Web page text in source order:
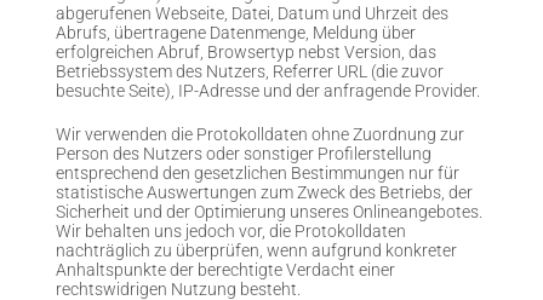
abgerufenen Webseite, Datei, Datum und Uhrzeit des
Abrufs, übertragene Datenmenge, Meldung über
erfolgreichen Abruf, Browsertyp nebst Version, das
Betriebssystem des Nutzers, Referrer URL (die zuvor
besuchte Seite), IP-Adresse und der anfragende Provider.
Wir verwenden die Protokolldaten ohne Zuordnung zur
Person des Nutzers oder sonstiger Profilerstellung
entsprechend den gesetzlichen Bestimmungen nur für
statistische Auswertungen zum Zweck des Betriebs, der
Sicherheit und der Optimierung unseres Onlineangebotes.
Wir behalten uns jedoch vor, die Protokolldaten
nachträglich zu überprüfen, wenn aufgrund konkreter
Anhaltspunkte der berechtigte Verdacht einer
rechtswidrigen Nutzung besteht.